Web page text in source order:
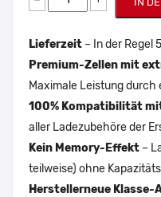
Lieferzeit – In der Regel
Premium-Zellen mit
Maximale Leistung durch
100% Kompatibilität
aller Ladezubehöre der
Kein Memory-Effekt –
teilweise) ohne
Herstellerneue